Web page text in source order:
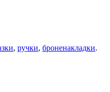
, ручки, броненакладки.